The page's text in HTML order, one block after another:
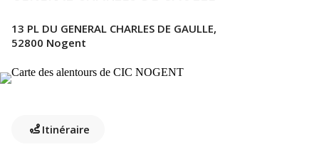
13 PL DU GENERAL CHARLES DE GAULLE,
52800 Nogent
Itinéraire